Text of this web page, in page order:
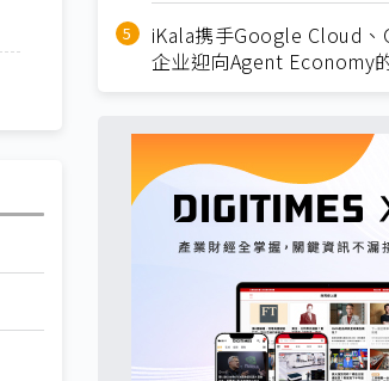
iKala携手Google Cloud
企业迎向Agent Economy